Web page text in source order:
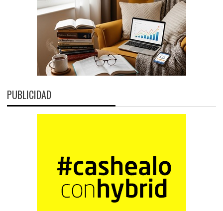
PUBLICIDAD